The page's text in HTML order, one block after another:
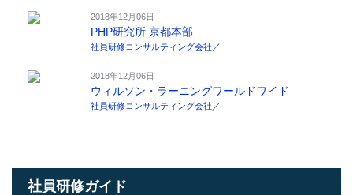
2018年12月06日
PHP研究所 京都本部
社員研修コンサルティング会社 ／
2018年12月06日
ウィルソン・ラーニングワールドワイド
社員研修コンサルティング会社 ／
社員研修ガイド